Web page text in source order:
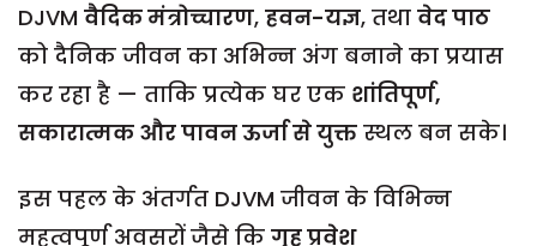
DJVM वैदिक मंत्रोच्चारण, हवन-यज्ञ, तथा वेद पाठ
को दैनिक जीवन का अभिन्न अंग बनाने का प्रयास
कर रहा है — ताकि प्रत्येक घर एक शांतिपूर्ण,
सकारात्मक और पावन ऊर्जा से युक्त स्थल बन सके।
इस पहल के अंतर्गत DJVM जीवन के विभिन्न
महत्वपूर्ण अवसरों जैसे कि गृह प्रवेश